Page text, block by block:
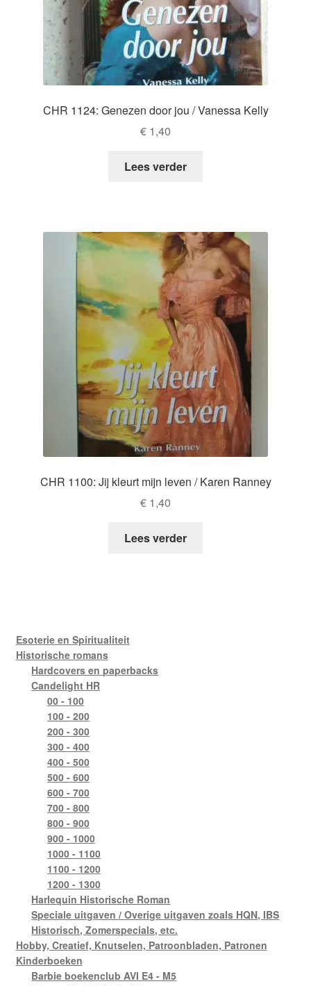
CHR 1124: Genezen door jou / Vanessa Kelly
€ 1,40
Lees verder
CHR 1100: Jij kleurt mijn leven / Karen Ranney
€ 1,40
Lees verder
Esoterie en Spiritualiteit
Historische romans
Hardcovers en paperbacks
Candelight HR
00 - 100
100 - 200
200 - 300
300 - 400
400 - 500
500 - 600
600 - 700
700 - 800
800 - 900
900 - 1000
1000 - 1100
1100 - 1200
1200 - 1300
Harlequin Historische Roman
Speciale uitgaven / Overige uitgaven zoals HQN, IBS
Historisch, Zomerspecials, etc.
Hobby, Creatief, Knutselen, Patroonbladen, Patronen
Kinderboeken
Barbie boekenclub AVI E4 - M5